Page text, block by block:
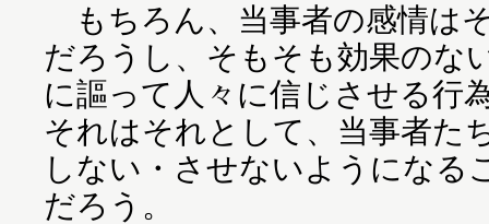
もちろん、当事者の感情は
だろうし、そもそも効果のな
に謳って人々に信じさせる行
それはそれとして、当事者た
しない・させないようになる
だろう。